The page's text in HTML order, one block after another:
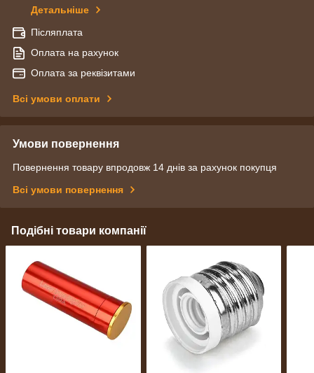
Детальніше
Післяплата
Оплата на рахунок
Оплата за реквізитами
Всі умови оплати
Умови повернення
Повернення товару впродовж 14 днів за рахунок покупця
Всі умови повернення
Подібні товари компанії